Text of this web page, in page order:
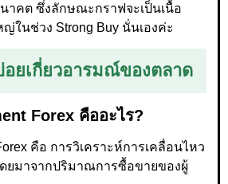
าคต ซึ่งลักษณะกราฟจะเป็นเนื้อ
ในช่วง Strong Buy นั่นเองค่ะ
ยเกี่ยวอารมณ์ของตลาด
Forex คืออะไร?
คือ การวิเคราะห์การเคลื่อนไหว
ยมาจากปริมาณการซื้อขายของผู้